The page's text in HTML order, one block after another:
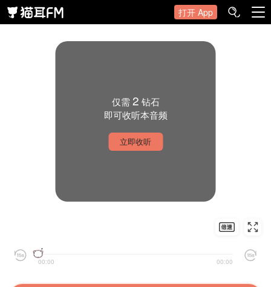
打开 App
仅需 2 钻石
即可收听本音频
立即收听
00:00 00:00